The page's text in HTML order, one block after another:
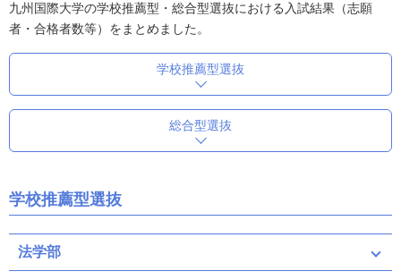
九州国際大学の学校推薦型・総合型選抜における入試結果（志願
者・合格者数等）をまとめました。
学校推薦型選抜
総合型選抜
学校推薦型選抜
法学部